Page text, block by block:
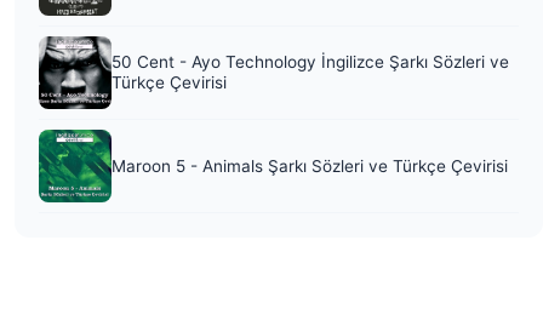
50 Cent - Ayo Technology İngilizce Şarkı Sözleri ve
Türkçe Çevirisi
Maroon 5 - Animals Şarkı Sözleri ve Türkçe Çevirisi